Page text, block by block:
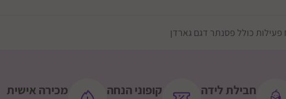
כולל פסנתר דגם גארדן
חבילת לידה קופוני הנחה מכירה אישית